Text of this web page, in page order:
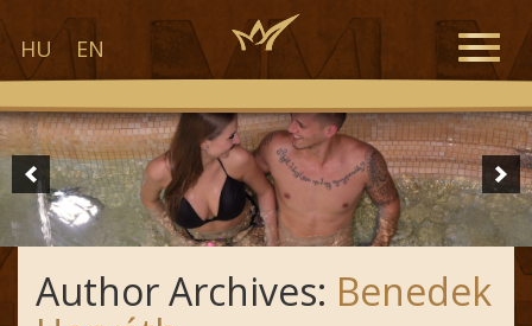
HU EN
Toggle
Author Archives: Benedek